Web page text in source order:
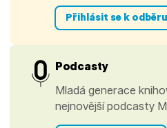
Přihlásit se k odběru
Podcasty
Mladá generace
nejnovější podcasty